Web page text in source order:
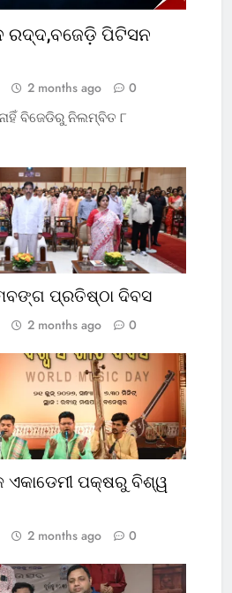
ରଦ୍ଦ,ବଜେଡ଼ି ପିଟିସନ
2 months ago 0
ବିଜେଡିରୁ ନିଲମ୍ବିତ ୮
ପ୍ରତିଷ୍ଠା ଦିବସ
2 months ago 0
ଏକାଡେମୀ ପକ୍ଷରୁ ବିଶ୍ୱ
2 months ago 0